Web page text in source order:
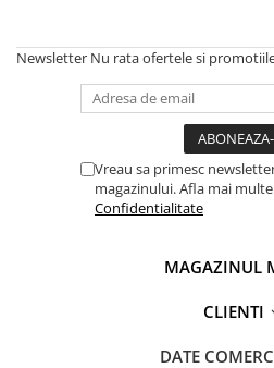
Newsletter Nu rata ofertele si
Vreau sa primesc
magazinului. Afla mai
Confidentialitate
MAGAZINUL
CLIENTI
DATE